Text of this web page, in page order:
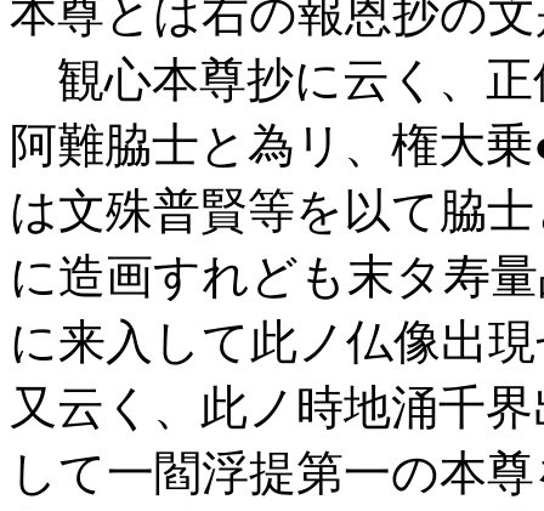
本尊とは右の報恩抄の
観心本尊抄に云く、正
阿難脇士と為リ、権大
は文殊普賢等を以て脇
に造画すれども末タ寿
に来入して此ノ仏像出
又云く、此ノ時地涌千
して一閻浮提第一の本